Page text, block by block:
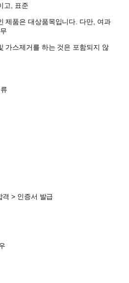
고, 표준
제품은 대상품목입니다. 다만, 여과
가스제거를 하는 것은 포함되지 않
격 > 인증서 발급